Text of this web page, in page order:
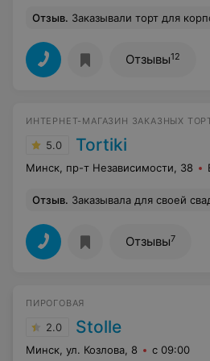
Отзыв. Заказывали торт для корпоратива. Несмотря на очень сжатые
Отзывы12
ИНТЕРНЕТ-МАГАЗИН ЗАКАЗНЫХ
5.0 Tortiki
Минск, пр-т Независимости, 38
Отзыв. Заказывала для своей свадьбы торт с двумя ярусами, и не пожалела ни
Отзывы7
ПИРОГОВАЯ
2.0 Stolle
Минск, ул. Козлова, 8 с 09:00